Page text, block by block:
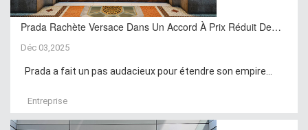
Prada Rachète Versace Dans Un Accord À Prix Réduit De…
Déc 03,2025
Prada a fait un pas audacieux pour étendre son empire...
Entreprise